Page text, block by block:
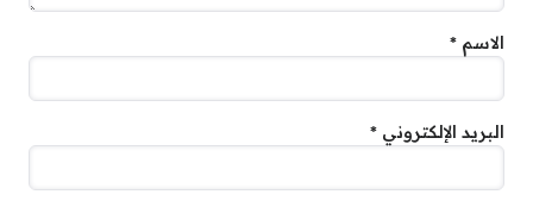
الاسم *
البريد الإلكتروني *